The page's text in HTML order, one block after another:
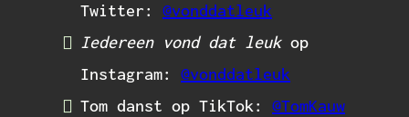
Twitter: @vonddatleuk
Iedereen vond dat leukop
Instagram: @vonddatleuk
Tom danst op TikTok: @TomKauw